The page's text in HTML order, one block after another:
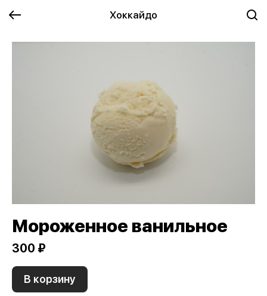
Хоккайдо
Мороженное ванильное
300 ₽
В корзину